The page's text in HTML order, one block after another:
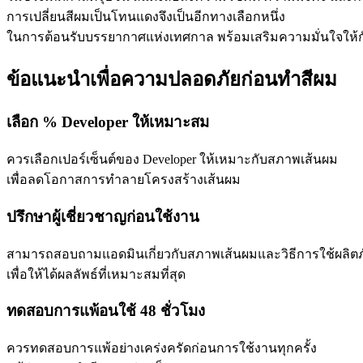
การเปลี่ยนสีผมเป็นโทนแดงจึงเป็นอีกทางเลือกหนึ่ง
ในการต้อนรับบรรยากาศแห่งเทศกาล พร้อมเสริมความมั่นใจใ
ข้อแนะนำเพื่อความปลอดภัยก่อนทำสีผม
เลือก % Developer ให้เหมาะสม
ควรเลือกเปอร์เซ็นต์ของ Developer ให้เหมาะกับสภาพเส้นผม
เพื่อลดโอกาสการทำลายโครงสร้างเส้นผม
ปรึกษาผู้เชี่ยวชาญก่อนใช้งาน
สามารถสอบถามแอดมินเกี่ยวกับสภาพเส้นผมและวิธีการใช้ผลิ
เพื่อให้ได้ผลลัพธ์ที่เหมาะสมที่สุด
ทดสอบการแพ้อนใช้ 48 ชั่วโมง
ควรทดสอบการแพ้อย่างเคร่งครัดก่อนการใช้งานทุกครั้ง